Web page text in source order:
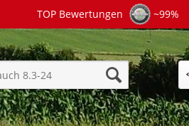
TOP Bewertungen ~99%